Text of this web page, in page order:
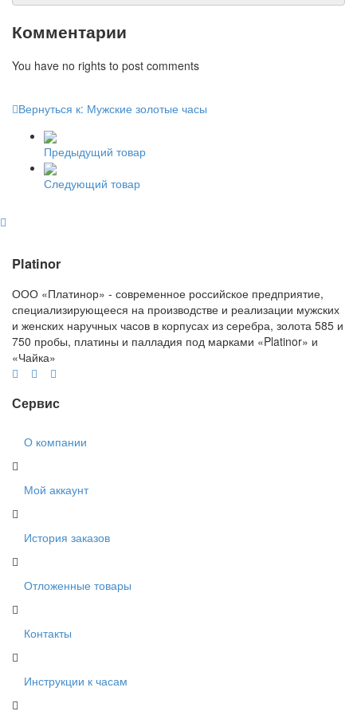
Комментарии
You have no rights to post comments
Вернуться к: Мужские золотые часы
Предыдущий товар
Следующий товар
Platinor
ООО «Платинор» - современное российское предприятие,
специализирующееся на производстве и реализации мужских
и женских наручных часов в корпусах из серебра, золота 585 и
750 пробы, платины и палладия под марками «Platinor» и
«Чайка»
Сервис
О компании
Мой аккаунт
История заказов
Отложенные товары
Контакты
Инструкции к часам